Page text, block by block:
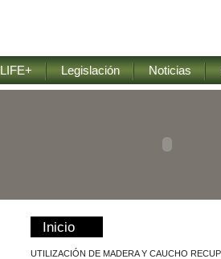
LIFE+ Legislación Noticias
Inicio
UTILIZACIÓN DE MADERA Y CAUCHO